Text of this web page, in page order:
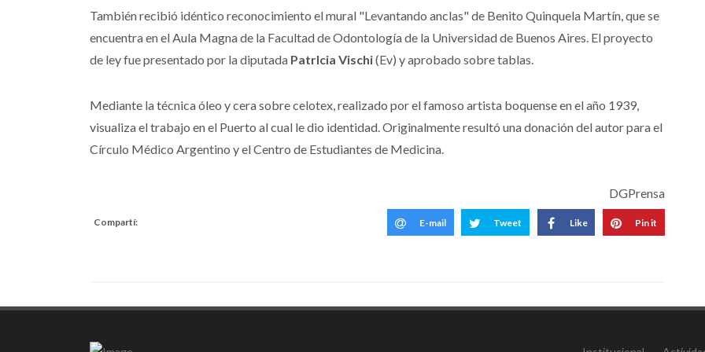
También recibió idéntico reconocimiento el mural "Levantando anclas" de Benito Quinquela Martín, que se
encuentra en el Aula Magna de la Facultad de Odontología de la Universidad de Buenos Aires. El proyecto
de ley fue presentado por la diputada PatrIcia Vischi(Ev) y aprobado sobre tablas.
Mediante la técnica óleo y cera sobre celotex, realizado por el famoso artista boquense en el año 1939,
visualiza el trabajo en el Puerto al cual le dio identidad. Originalmente resultó una donación del autor para el
Círculo Médico Argentino y el Centro de Estudiantes de Medicina.
DGPrensa
Compartí: E-mail Tweet Like Pin it